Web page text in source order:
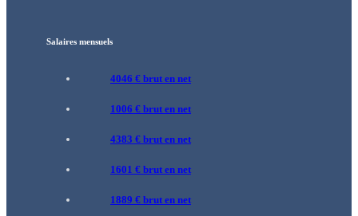
Salaires mensuels
4046 € brut en net
1006 € brut en net
4383 € brut en net
1601 € brut en net
1889 € brut en net